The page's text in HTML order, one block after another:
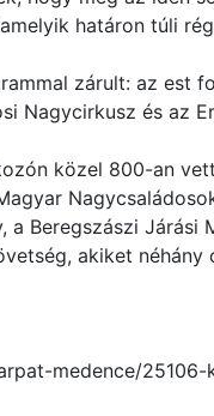
határon túli
zárult: az est
Nagycirkusz és az
közel 800-an
a Beregszászi Járási
akiket
medence/